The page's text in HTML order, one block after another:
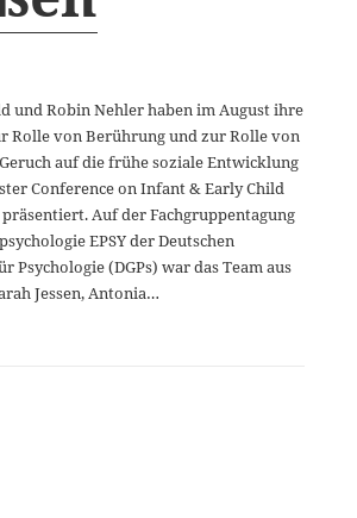
und Robin Nehler haben im August ihre
Rolle von Berührung und zur Rolle von
auf die frühe soziale Entwicklung
Conference on Infant & Early Child
Auf der Fachgruppentagung
EPSY der Deutschen
Psychologie (DGPs) war das Team aus
Jessen, Antonia…